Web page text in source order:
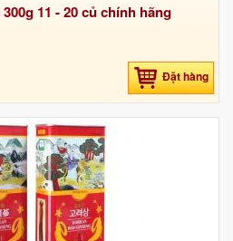
11 - 20 củ chính hãng
Đặt hàng